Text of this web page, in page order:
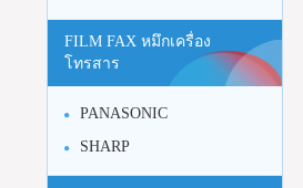
FILM FAX หมึกเครื่อง
โทรสาร
PANASONIC
SHARP